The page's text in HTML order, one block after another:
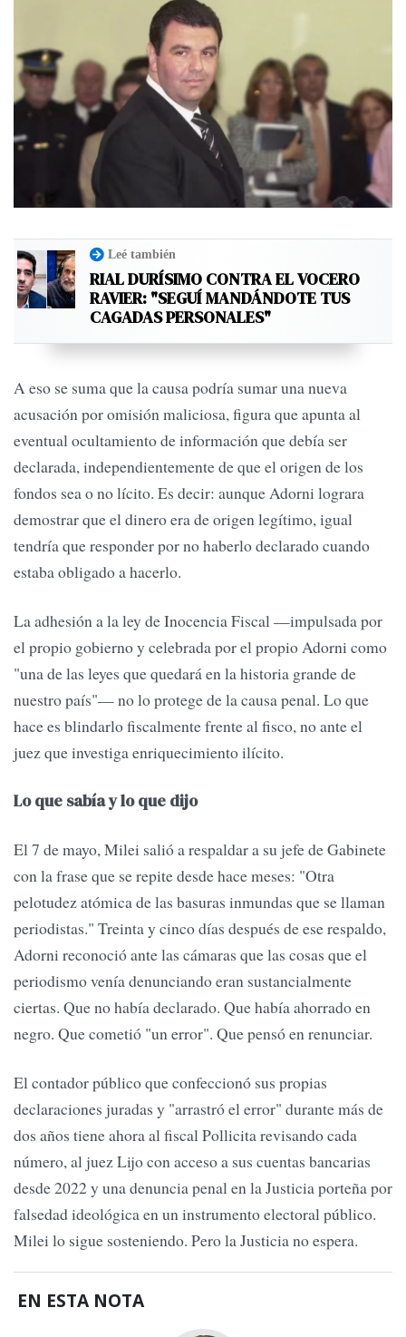
Leé también
RIAL DURÍSIMO CONTRA EL VOCERO
RAVIER: "SEGUÍ MANDÁNDOTE TUS
CAGADAS PERSONALES"
A eso se suma que la causa podría sumar una nueva
acusación por omisión maliciosa, figura que apunta al
eventual ocultamiento de información que debía ser
declarada, independientemente de que el origen de los
fondos sea o no lícito. Es decir: aunque Adorni lograra
demostrar que el dinero era de origen legítimo, igual
tendría que responder por no haberlo declarado cuando
estaba obligado a hacerlo.
La adhesión a la ley de Inocencia Fiscal —impulsada por
el propio gobierno y celebrada por el propio Adorni como
"una de las leyes que quedará en la historia grande de
nuestro país"— no lo protege de la causa penal. Lo que
hace es blindarlo fiscalmente frente al fisco, no ante el
juez que investiga enriquecimiento ilícito.
Lo que sabía y lo que dijo
El 7 de mayo, Milei salió a respaldar a su jefe de Gabinete
con la frase que se repite desde hace meses: "Otra
pelotudez atómica de las basuras inmundas que se llaman
periodistas." Treinta y cinco días después de ese respaldo,
Adorni reconoció ante las cámaras que las cosas que el
periodismo venía denunciando eran sustancialmente
ciertas. Que no había declarado. Que había ahorrado en
negro. Que cometió "un error". Que pensó en renunciar.
El contador público que confeccionó sus propias
declaraciones juradas y "arrastró el error" durante más de
dos años tiene ahora al fiscal Pollicita revisando cada
número, al juez Lijo con acceso a sus cuentas bancarias
desde 2022 y una denuncia penal en la Justicia porteña por
falsedad ideológica en un instrumento electoral público.
Milei lo sigue sosteniendo. Pero la Justicia no espera.
EN ESTA NOTA